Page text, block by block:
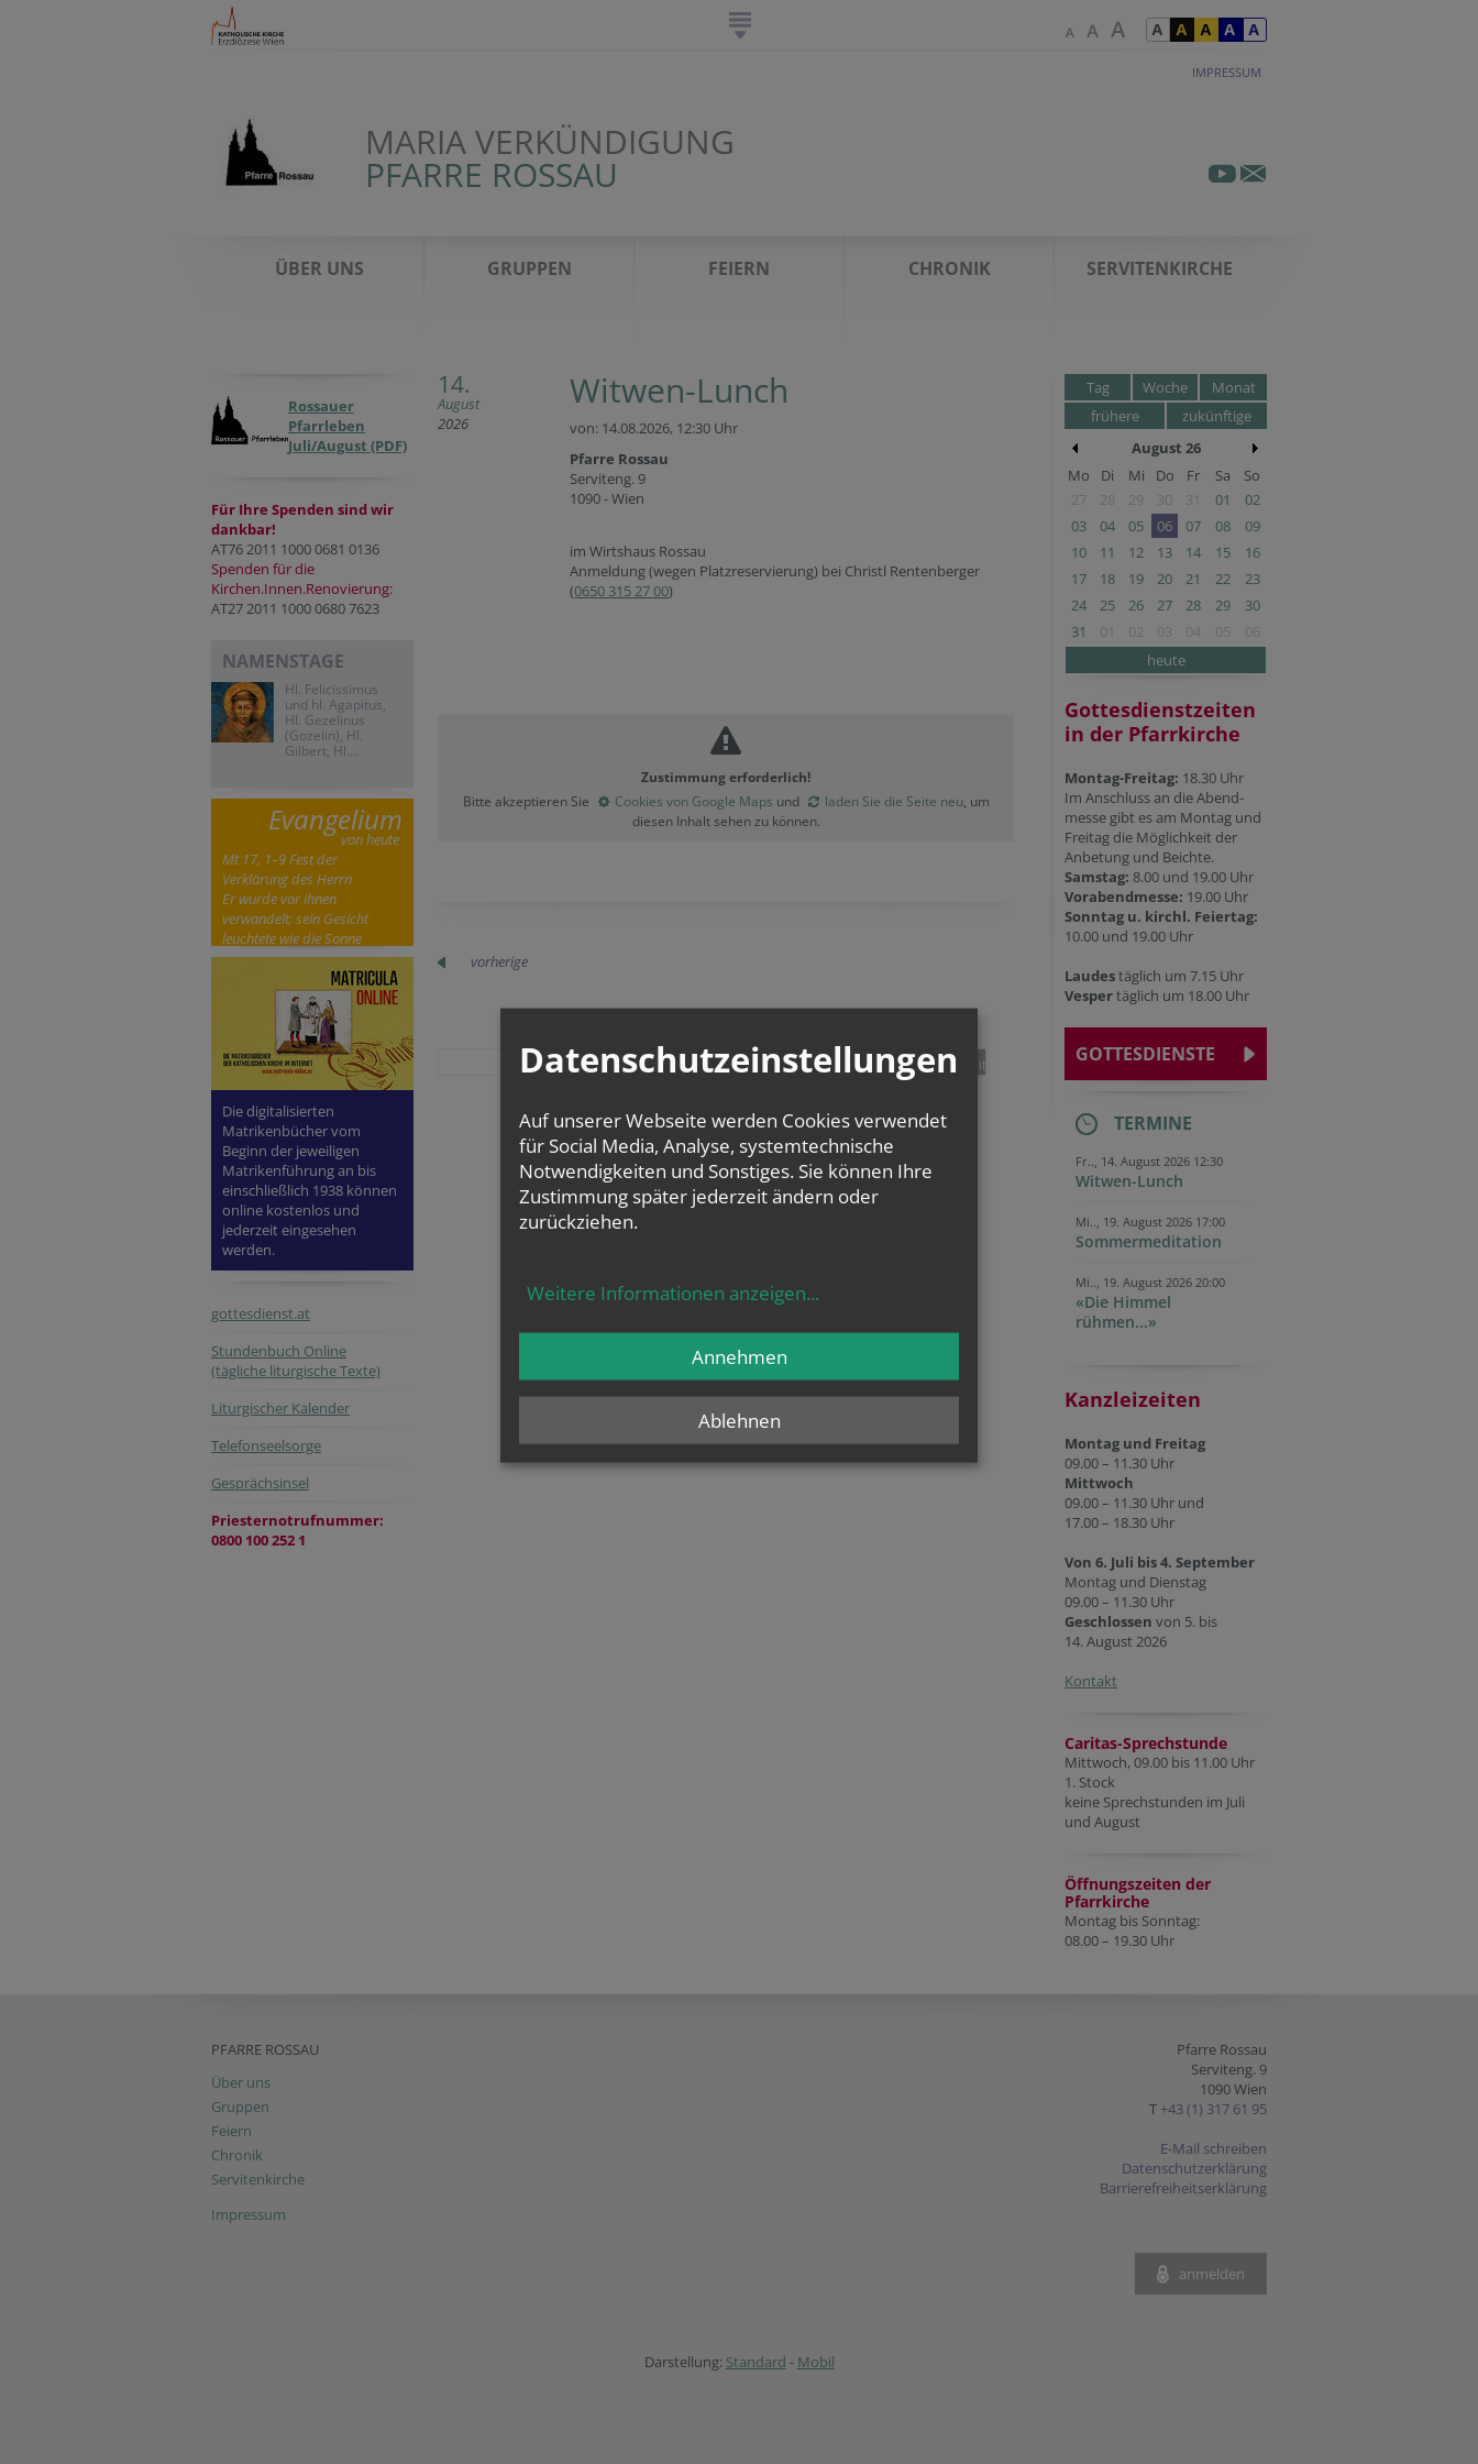
IMPRESSUM
MARIA VERKÜNDIGUNG
PFARRE ROSSAU
ÜBER UNS GRUPPEN FEIERN CHRONIK SERVITENKIRCHE
Rossauer
Pfarrleben
Juli/August (PDF)
Für Ihre Spenden sind wir
dankbar!
AT76 2011 1000 0681 0136
Spenden für die
Kirchen.Innen.Renovierung:
AT27 2011 1000 0680 7623
NAMENSTAGE
Hl. Felicissimus
und hl. Agapitus,
Hl. Gezelinus
(Gozelin), Hl.
Gilbert, Hl....
Evangelium
von heute
Mt 17, 1–9 Fest der
Verklärung des Herrn
Er wurde vor ihnen
verwandelt; sein Gesicht
leuchtete wie die Sonne
Die digitalisierten
Matrikenbücher vom
Beginn der jeweiligen
Matrikenführung an bis
einschließlich 1938 können
online kostenlos und
jederzeit eingesehen
werden.
gottesdienst.at
Stundenbuch Online
(tägliche liturgische Texte)
Liturgischer Kalender
Telefonseelsorge
Gesprächsinsel
Priesternotrufnummer:
0800 100 252 1
14.
August
2026
Witwen-Lunch
von: 14.08.2026, 12:30 Uhr
Pfarre Rossau
Serviteng. 9
1090 - Wien
im Wirtshaus Rossau
Anmeldung (wegen Platzreservierung) bei Christl Rentenberger
(0650 315 27 00)
Zustimmung erforderlich!
Bitte akzeptieren Sie
Cookies von Google Maps und laden Sie die Seite neu, um
diesen Inhalt sehen zu können.
vorherige
teilen tweet pin it
Tag Woche
Monat
frühere
zukünftige
August 26
Mo
Di Mi Do Fr Sa
So
27
28 29 30 31 01
02
03
04 05 06 07 08
09
10
11 12 13 14 15
16
17
18 19 20 21 22
23
24
25 26 27 28 29
30
31
01 02 03 04 05
06
heute
Gottesdienstzeiten
in der Pfarrkirche
Montag-Freitag: 18.30 Uhr
Im Anschluss an die Abend-
messe gibt es am Montag und
Freitag die Möglichkeit der
Anbetung und Beichte.
Samstag: 8.00 und 19.00 Uhr
Vorabendmesse: 19.00 Uhr
Sonntag u. kirchl. Feiertag:
10.00 und 19.00 Uhr
Laudestäglich um 7.15 Uhr
Vespertäglich um 18.00 Uhr
GOTTESDIENSTE
TERMINE
Fr.., 14. August 2026 12:30
Witwen-Lunch
Mi.., 19. August 2026 17:00
Sommermeditation
Mi.., 19. August 2026 20:00
«Die Himmel
rühmen...»
Kanzleizeiten
Montag und Freitag
09.00 – 11.30 Uhr
Mittwoch
09.00 – 11.30 Uhr und
17.00 – 18.30 Uhr
Von 6. Juli bis 4. September
Montag und Dienstag
09.00 – 11.30 Uhr
Geschlossen von 5. bis
14. August 2026
Kontakt
Caritas-Sprechstunde
Mittwoch, 09.00 bis 11.00 Uhr
1. Stock
keine Sprechstunden im Juli
und August
Öffnungszeiten der
Pfarrkirche
Montag bis Sonntag:
08.00 – 19.30 Uhr
PFARRE ROSSAU
Über uns
Gruppen
Feiern
Chronik
Servitenkirche
Impressum
Pfarre Rossau
Serviteng. 9
1090 Wien
T +43 (1) 317 61 95
E-Mail schreiben
Datenschutzerklärung
Barrierefreiheitserklärung
anmelden
Darstellung: Standard - Mobil
Datenschutzeinstellungen
Auf unserer Webseite werden Cookies verwendet
für Social Media, Analyse, systemtechnische
Notwendigkeiten und Sonstiges. Sie können Ihre
Zustimmung später jederzeit ändern oder
zurückziehen.
Weitere Informationen anzeigen...
Ablehnen
Annehmen